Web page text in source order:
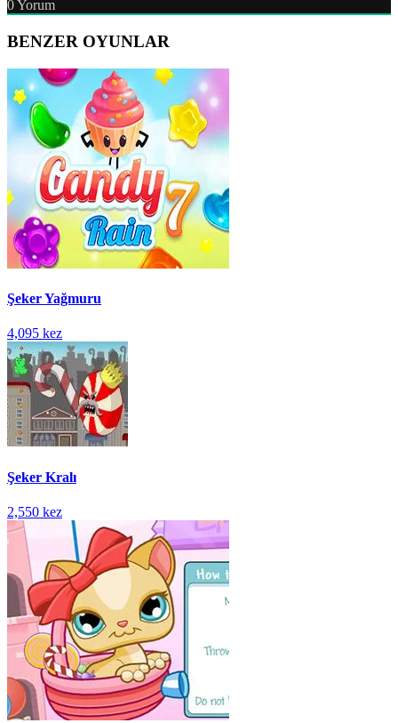
0Yorum
BENZER OYUNLAR
Şeker Yağmuru
4,095 kez
Şeker Kralı
2,550 kez